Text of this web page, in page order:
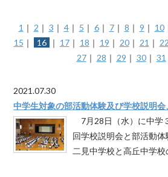
1 ｜ 2 ｜ 3 ｜ 4｜ 5 ｜ 6｜ 7｜ 8 ｜ 9 ｜ 10
15 ｜ 16 ｜ 17｜ 18 ｜ 19 ｜ 20｜ 21 ｜ 22
27｜ 28 ｜ 29 ｜ 30｜ 31
2021.07.30
中学生対象の部活動体験及び学校説明
7月28日（水）に中学
回学校説明会と部活動
二見中学校と高丘中学校